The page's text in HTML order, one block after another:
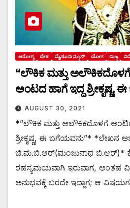
ಆರೋಗ್ಯ ದೇಶ ಮೈಸೂರು ನ್ಯೂಸ್ ಯೋಗ ರಾಜ್ಯ
“ಲೌಕಿಕ ಮತ್ತು
ಅಂಟದ ಹಾಗೆ ಇದ್ದ
AUGUST 30, 2021
*”ಲೌಕಿಕ ಮತ್ತು ಅಲೌಕಿಕದೊಳಗೆ
ಶ್ರೀಕೃಷ್ಣ, ಈ ಬಗೆಯವನು”* *ಲೇಖನ
ಚಿ.ಮ.ಬಿ.ಆರ್(ಮಂಜುನಾಥ ಬಿ.ಆರ್)*
ರಹಸ್ಯಮಯವಾಗಿ ಇರುವಾಗ, ಅಂತಹ
ಅನುಭವಕ್ಕೆ ಬರದೇ ಇದ್ದಾಗ; ಆ